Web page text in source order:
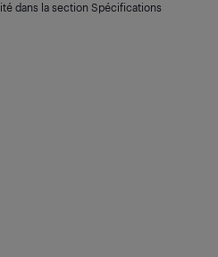
dans la section Spécifications